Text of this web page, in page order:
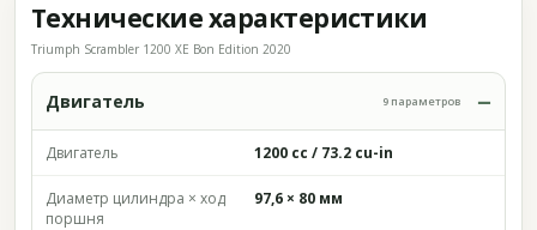
Технические характеристики
Triumph Scrambler 1200 XE Bon Edition 2020
Двигатель 9 параметров
Двигатель 1200 cc / 73.2 cu-in
Диаметр цилиндра × ход
поршня
97,6 × 80 мм